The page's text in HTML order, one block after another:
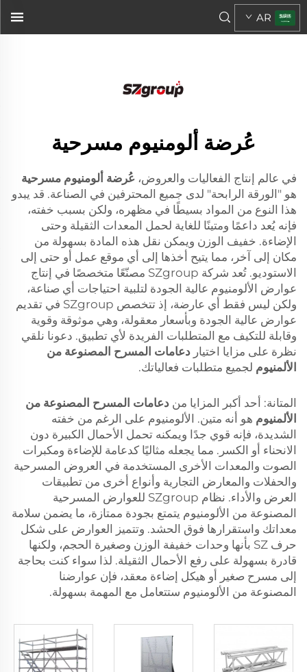
هيكل المسرح الألومنيوم
...">
AR
عُرضة ألومنيوم مسرحية
في عالم إنتاج الفعاليات والعروض، عُرضة ألومنيوم مسرحية
هو "الورقة الرابحة" لدى جميع المحترفين في الصناعة. قد يبدو
هذا النوع من المواد بسيطًا في مظهره، ولكن بسبب خفته،
فإنه يُعد داعمًا ومتينًا للغاية لحمل المعدات الثقيلة وحتى
الإضاءة. خفيف الوزن ويمكن نقل هذه المادة بسهولة من
مكان إلى آخر، مما يتيح أخذها إلى أي موقع عمل أو حتى إلى
الاستوديو. تُعد شركة SZgroup مصنّعًا متخصصًا في إنتاج
عوارض الألومنيوم عالية الجودة لتلبية احتياجات أي صناعة،
ولكن ليس فقط أي عارضة، إذ تتخصص SZgroup في تقديم
عوارض عالية الجودة وبأسعار معقولة، وهي موثوقة وقوية
وقابلة للتكيف مع المتطلبات الفريدة لأي تطبيق. دعونا نلقي
نظرة على مزايا اختيار دعامات المسرح المصنوعة من
الألمنيوم لجميع متطلبات فعالياتك.
المتانة: أحد أكبر المزايا من دعامات المسرح المصنوعة من
الألمنيوم هو أنه متين. الألومنيوم على الرغم من خفته
الشديدة، فإنه قوي جدًا ويمكنه تحمل الأحمال الكبيرة دون
الانحناء أو الكسر. مما يجعله مثاليًا كدعامة للإضاءة ومكبرات
الصوت والمعدات الأخرى المستخدمة في العروض المسرحية
والحفلات والمعارض التجارية وأنواع أخرى من تطبيقات
العرض والأداء. نظام SZgroup للعوارض المسرحية
المصنوعة من الألومنيوم يتمتع بجودة ممتازة، ما يضمن سلامة
معداتك واستقرارها فوق الحشد. وتتميز العوارض على شكل
حرف SZ بأنها وحدات خفيفة الوزن وصغيرة الحجم، ولكنها
قادرة بسهولة على رفع الأحمال الثقيلة. لذا سواء كنت بحاجة
إلى مسرح صغير أو هيكل إضاءة معقد، فإن عوارضنا
المصنوعة من الألومنيوم ستتعامل مع المهمة بسهولة.